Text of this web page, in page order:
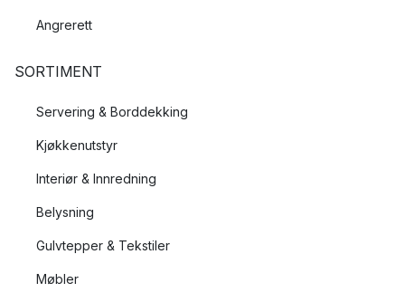
Angrerett
SORTIMENT
Servering & Borddekking
Kjøkkenutstyr
Interiør & Innredning
Belysning
Gulvtepper & Tekstiler
Møbler